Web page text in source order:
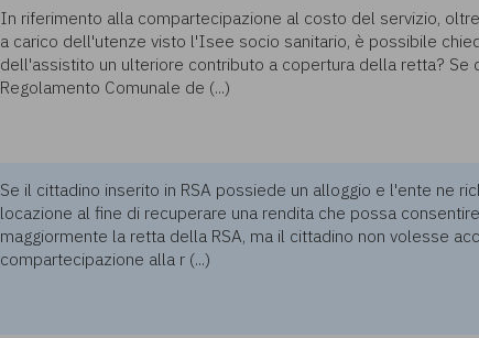
In riferimento alla compartecipazione al costo del servizio, oltre
a carico dell'utenze visto l'Isee socio sanitario, è possibile
dell'assistito un ulteriore contributo a copertura della retta? Se
Regolamento Comunale de (...)
Se il cittadino inserito in RSA possiede un alloggio e l'ente ne
locazione al fine di recuperare una rendita che possa
maggiormente la retta della RSA, ma il cittadino non volesse
compartecipazione alla r (...)